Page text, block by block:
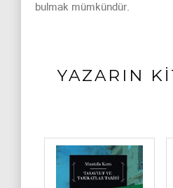
bulmak mümkündür.
YAZARIN